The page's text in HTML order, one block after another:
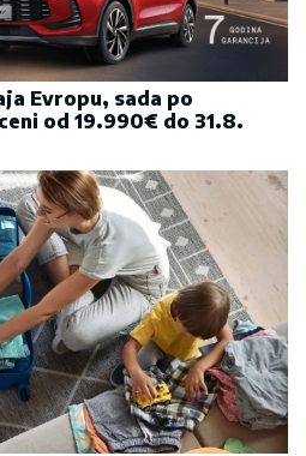
Evropu, sada po
od 19.990€ do 31.8.